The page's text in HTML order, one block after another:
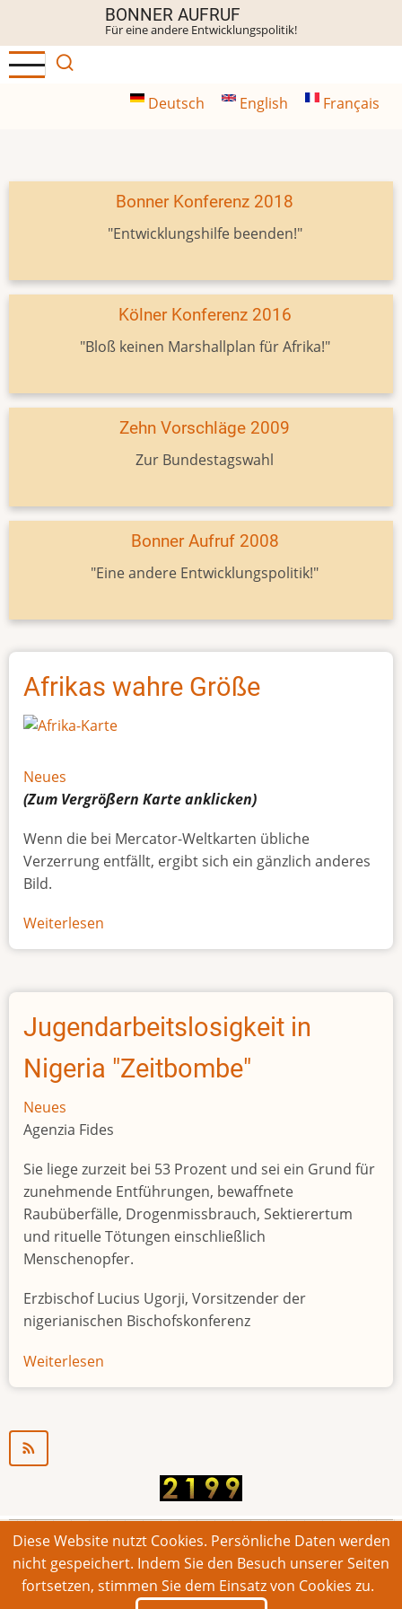
Inhalt
BONNER AUFRUF
Für eine andere Entwicklungspolitik!
Deutsch English Français
Bonner Konferenz 2018
"Entwicklungshilfe beenden!"
Kölner Konferenz 2016
"Bloß keinen Marshallplan für Afrika!"
Zehn Vorschläge 2009
Zur Bundestagswahl
Bonner Aufruf 2008
"Eine andere Entwicklungspolitik!"
Afrikas wahre Größe
Neues
(Zum Vergrößern Karteanklicken)
Wenn die bei Mercator-Weltkarten übliche
Verzerrung entfällt, ergibt sich ein gänzlich anderes
Bild.
Weiterlesen
Afrikas
Größe
Jugendarbeitslosigkeit in
Nigeria "Zeitbombe"
Neues
Agenzia Fides
Sie liege zurzeit bei 53 Prozent und sei ein Grund für
zunehmende Entführungen, bewaffnete
Raubüberfälle, Drogenmissbrauch, Sektierertum
und rituelle Tötungen einschließlich
Menschenopfer.
Erzbischof Lucius Ugorji, Vorsitzender der
nigerianischen Bischofskonferenz
Weiterlesen
Jugendarbeitslosigkeit
© 2026 Bonner Aufruf. Alle Rechte vorbehalten.
Footer
Impressum Kontakt Intern
Diese Website nutzt Cookies. Persönliche Daten werden
nicht gespeichert. Indem Sie den Besuch unserer Seiten
fortsetzen, stimmen Sie dem Einsatz von Cookies zu.